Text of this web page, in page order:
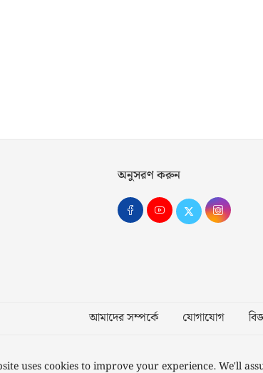
অনুসরণ করুন
আমাদের সম্পর্কে যোগাযোগ
uses cookies to improve your experience. We'll